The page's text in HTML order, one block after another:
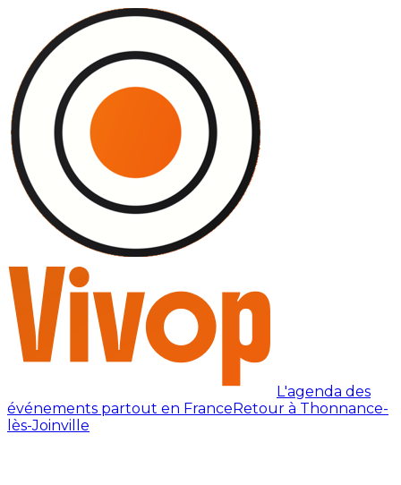
L'agenda des
événements partout en FranceRetour à Thonnance-
lès-Joinville